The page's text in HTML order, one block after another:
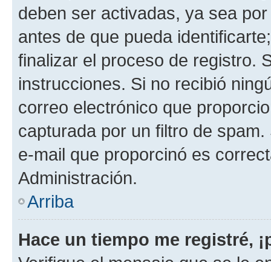
deben ser activadas, ya sea
antes de que pueda
finalizar el proceso de registro.
instrucciones. Si no recibió
correo electrónico que
capturada por un filtro de
e-mail que proporcinó es
Administración.
Arriba
Hace un tiempo me registré,